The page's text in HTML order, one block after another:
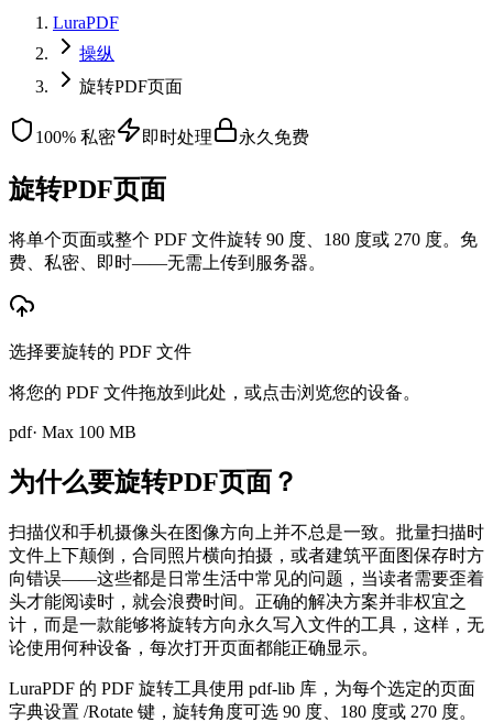
LuraPDF
操纵
旋转PDF页面
100% 私密 即时处理 永久免费
旋转PDF页面
将单个页面或整个 PDF 文件旋转 90 度、180 度或 270 度。免
费、私密、即时——无需上传到服务器。
选择要旋转的 PDF 文件
将您的 PDF 文件拖放到此处，或点击浏览您的设备。
pdf· Max 100 MB
为什么要旋转PDF页面？
扫描仪和手机摄像头在图像方向上并不总是一致。批量扫描时
文件上下颠倒，合同照片横向拍摄，或者建筑平面图保存时方
向错误——这些都是日常生活中常见的问题，当读者需要歪着
头才能阅读时，就会浪费时间。正确的解决方案并非权宜之
计，而是一款能够将旋转方向永久写入文件的工具，这样，无
论使用何种设备，每次打开页面都能正确显示。
LuraPDF 的 PDF 旋转工具使用 pdf-lib 库，为每个选定的页面
字典设置 /Rotate 键，旋转角度可选 90 度、180 度或 270 度。